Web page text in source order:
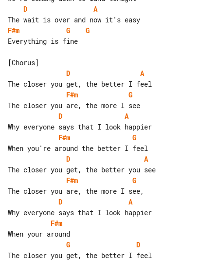
D
A
F#m
G
G
Everything is fine
D
A
F#m
G
D
A
F#m
G
D
A
F#m
G
D
A
F#m
G
D